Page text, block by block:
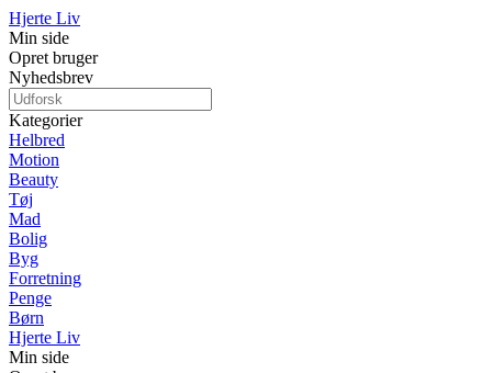
Hjerte Liv
Min side
Opret bruger
Nyhedsbrev
Kategorier
Helbred
Motion
Beauty
Tøj
Mad
Bolig
Byg
Forretning
Penge
Børn
Hjerte Liv
Min side